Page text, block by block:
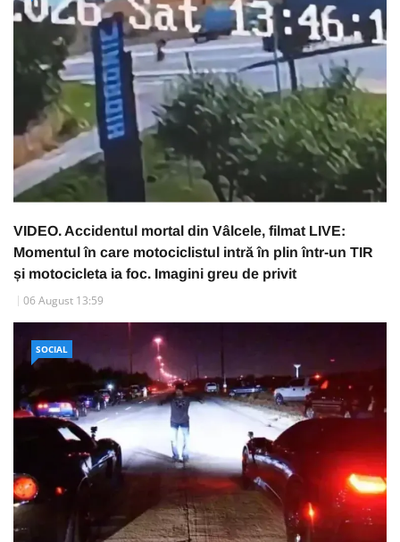
VIDEO. Accidentul mortal din Vâlcele, filmat LIVE:
Momentul în care motociclistul intră în plin într-un TIR
și motocicleta ia foc. Imagini greu de privit
06 August 13:59
SOCIAL